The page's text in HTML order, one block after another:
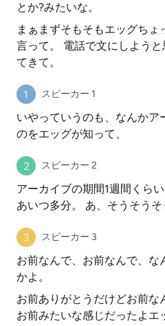
とか?みたいな。
まぁまずそもそもエッグちょ
言って。 電話で文にしよう
てきて。
スピーカー 1
いやっていうのも、なんかア
のをエッグが知って、
スピーカー 2
アーカイブの期間1週間くら
あいつ多分。 あ、そうそうそ
スピーカー 3
お前なんで、お前なんで、
かよ。
お前ありがとうだけどお前な
お前みたいな感じだったよエ